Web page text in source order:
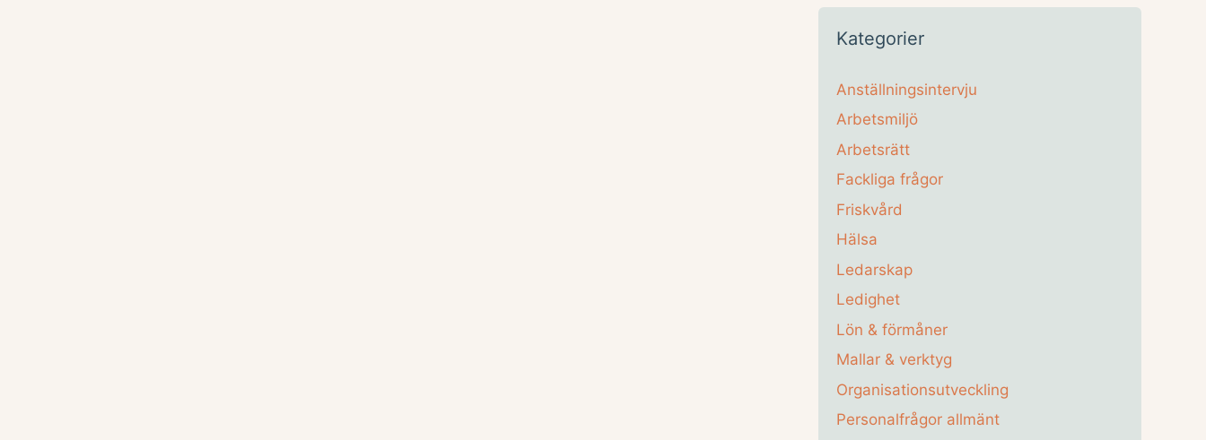
Kategorier
Anställningsintervju
Arbetsmiljö
Arbetsrätt
Fackliga frågor
Friskvård
Hälsa
Ledarskap
Ledighet
Lön & förmåner
Mallar & verktyg
Organisationsutveckling
Personalfrågor allmänt